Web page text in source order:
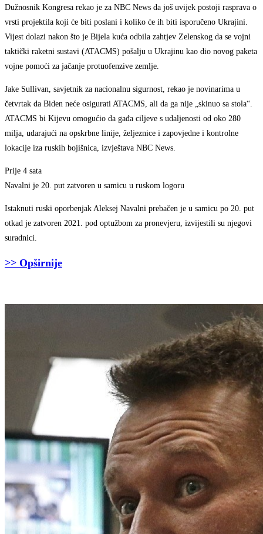
Dužnosnik Kongresa rekao je za NBC News da još uvijek postoji rasprava o
vrsti projektila koji će biti poslani i koliko će ih biti isporučeno Ukrajini.
Vijest dolazi nakon što je Bijela kuća odbila zahtjev Zelenskog da se vojni
taktički raketni sustavi (ATACMS) pošalju u Ukrajinu kao dio novog paketa
vojne pomoći za jačanje protuofenzive zemlje.
Jake Sullivan, savjetnik za nacionalnu sigurnost, rekao je novinarima u
četvrtak da Biden neće osigurati ATACMS, ali da ga nije „skinuo sa stola“.
ATACMS bi Kijevu omogućio da gađa ciljeve s udaljenosti od oko 280
milja, udarajući na opskrbne linije, željeznice i zapovjedne i kontrolne
lokacije iza ruskih bojišnica, izvještava NBC News.
Prije 4 sata
Navalni je 20. put zatvoren u samicu u ruskom logoru
Istaknuti ruski oporbenjak Aleksej Navalni prebačen je u samicu po 20. put
otkad je zatvoren 2021. pod optužbom za pronevjeru, izvijestili su njegovi
suradnici.
>> Opširnije